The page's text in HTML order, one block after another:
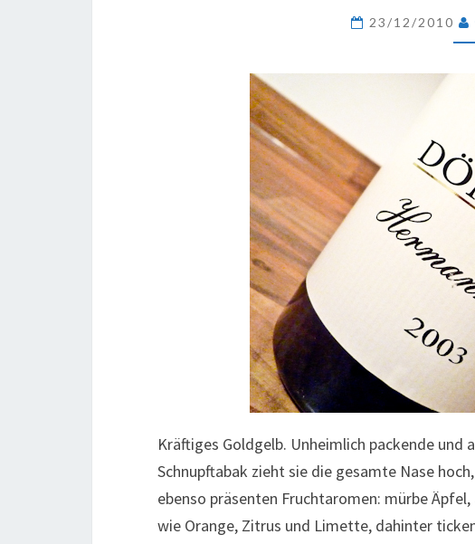
23/12/2010
Kräftiges Goldgelb. Unheimlich packende
Schnupftabak zieht sie die gesamte Nase
ebenso präsenten Fruchtaromen: mürbe
wie Orange, Zitrus und Limette, dahinter